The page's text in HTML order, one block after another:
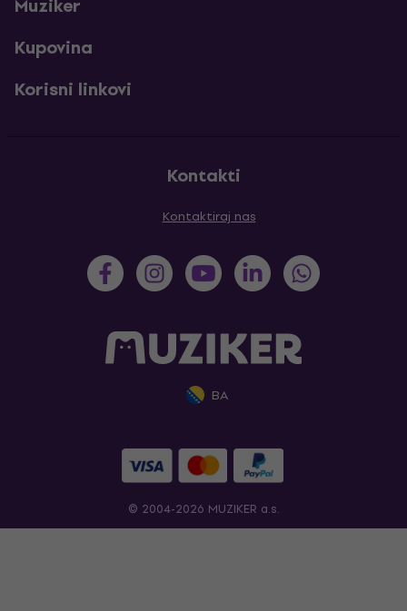
Muziker
Kupovina
Korisni linkovi
Kontakti
Kontaktiraj nas
BA
© 2004-2026 MUZIKER a.s.